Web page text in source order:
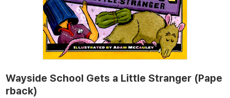
Wayside School Gets a Little Stranger (Pape
rback)